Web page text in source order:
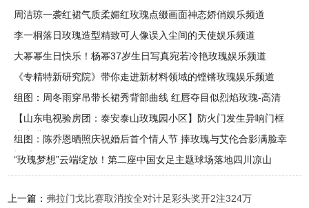
周洁琼一袭红裙气质柔媚红玫瑰点缀画面神态娇俏娱乐频道
李一桐落日玫瑰造型精致可人像误入尘间的天使娱乐频道
大幂幂生日快乐！杨幂37岁生日写真宛若冷艳玫瑰娱乐频道
《专精特新研究院》带你走进新材料领域的铿锵玫瑰娱乐频道
组图：周冬雨穿吊带长裙秀背部曲线 红唇夺目似烈焰玫瑰-高清
图集-
【山东电视验房团：泰安泰山玫瑰园小区】防火门发生异响门框
内未灌
组图：陈乔恩晒照庆祝婚后首个情人节 捧玫瑰与艾伦合影满脸幸
福-高
“玫瑰梦想”云端绽放！第二座中国女足主题球场落地四川凉山
上一篇： 弗拉门戈比赛取消按全对计足彩头奖开2注324万